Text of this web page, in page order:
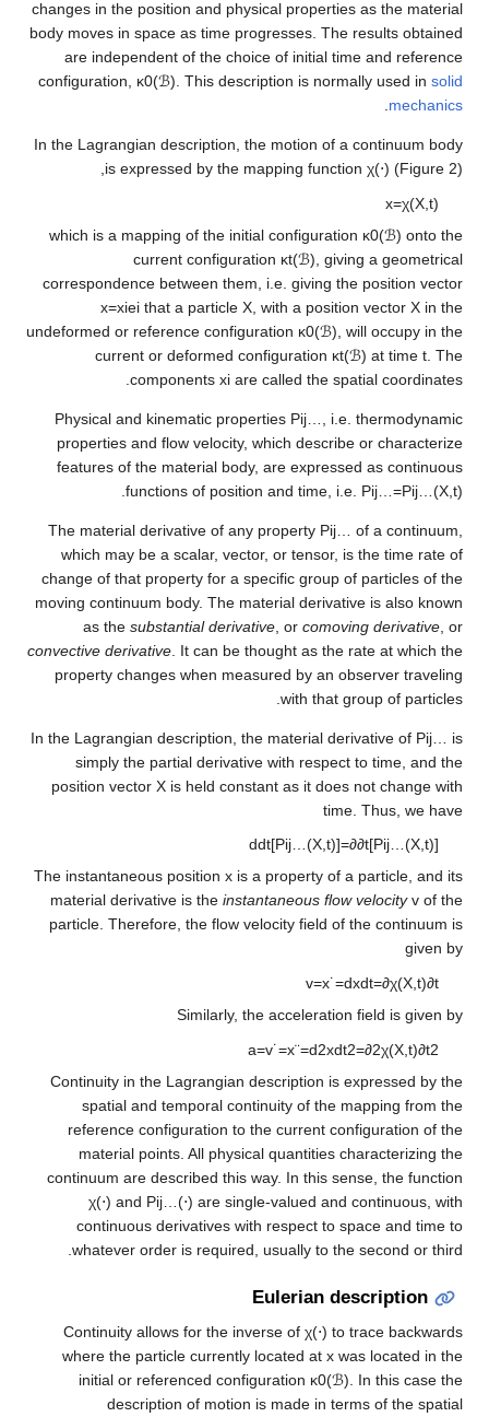
changes in the position and physical
body moves in space as time progresses.
are independent of the choice of initial
configuration,κ0 ℬ ). This description is
In the Lagrangian description, the motion of
is expressed by the mapping
which is a mapping of the initial
current configurationκt(ℬ),
correspondence between them, i.e. giving
x= xieithat a particleX, with a
undeformed or reference configuration κ0(ℬ
current or deformed configuration
componentsxiare called the
Physical and kinematic propertiesPij…
properties and flow velocity, which
features of the material body, are
functions of position and time,
The material derivative of any property
which may be a scalar, vector, or tensor,
change of that property for a specific group
moving continuum body. The material
as thesubstantial derivative, or
convective derivative. It can be thought as
property changes when measured by an
with that
In the Lagrangian description, the material
simply the partial derivative with
position vectorXis held constant as it
ddt[Pij…
The instantaneous positionxis a property of
material derivative is theinstantaneous
particle. Therefore, the flow velocity field
Similarly, the
a= v˙=x¨
Continuity in the Lagrangian description is
spatial and temporal continuity of the
reference configuration to the current
material points. All physical quantities
continuum are described this way. In this
χ(⋅)andPij… (⋅)are single-valued
continuous derivatives with respect to
whatever order is required, usually to
Eulerian
Continuity allows for the inverse ofχ(⋅
where the particle currently located at
initial or referenced configurationκ0
description of motion is made in